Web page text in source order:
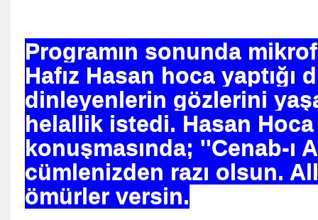
Programın sonunda
Hafız Hasan hoca yaptığı
dinleyenlerin gözlerini
helallik istedi. Hasan
konuşmasında; ''Cenab-ı
cümlenizden razı olsun.
ömürler versin.
Caoimhe Butterly - Peter VENNER
Müslüman oldu.